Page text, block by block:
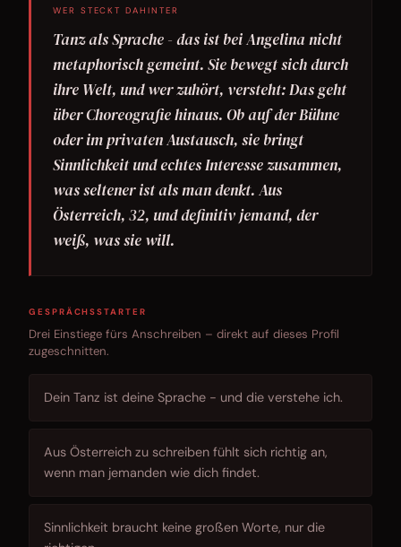
WER STECKT DAHINTER
Tanz als Sprache - das ist bei Angelina nicht
metaphorisch gemeint. Sie bewegt sich durch
ihre Welt, und wer zuhört, versteht: Das geht
über Choreografie hinaus. Ob auf der Bühne
oder im privaten Austausch, sie bringt
Sinnlichkeit und echtes Interesse zusammen,
was seltener ist als man denkt. Aus
Österreich, 32, und definitiv jemand, der
weiß, was sie will.
GESPRÄCHSSTARTER
Drei Einstiege fürs Anschreiben – direkt auf dieses Profil
zugeschnitten.
Dein Tanz ist deine Sprache - und die verstehe ich.
Aus Österreich zu schreiben fühlt sich richtig an,
wenn man jemanden wie dich findet.
Sinnlichkeit braucht keine großen Worte, nur die